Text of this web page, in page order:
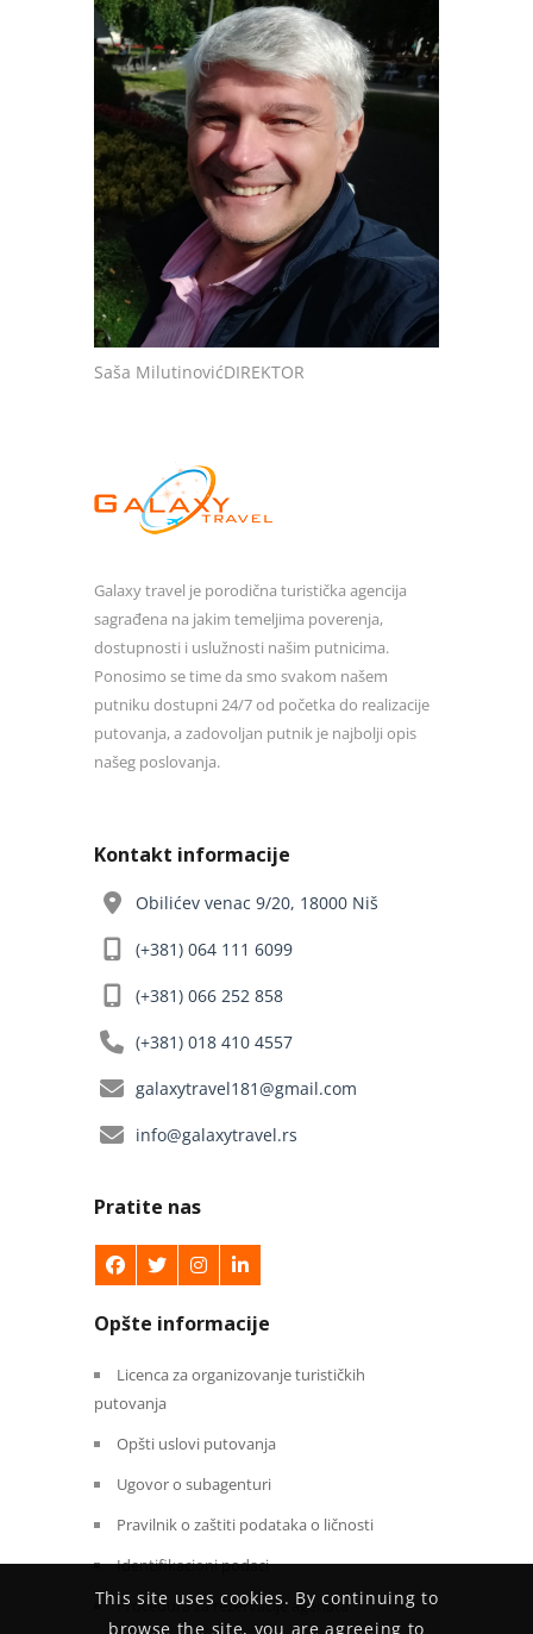
Saša MilutinovićDIREKTOR
Galaxy travel je porodična turistička agencija
sagrađena na jakim temeljima poverenja,
dostupnosti i uslužnosti našim putnicima.
Ponosimo se time da smo svakom našem
putniku dostupni 24/7 od početka do realizacije
putovanja, a zadovoljan putnik je najbolji opis
našeg poslovanja.
Kontakt informacije
Obilićev venac 9/20, 18000 Niš
(+381) 064 111 6099
(+381) 066 252 858
(+381) 018 410 4557
galaxytravel181@gmail.com
info@galaxytravel.rs
Pratite nas
Opšte informacije
Licenca za organizovanje turističkih
putovanja
Opšti uslovi putovanja
Ugovor o subagenturi
Pravilnik o zaštiti podataka o ličnosti
Identifikacioni podaci
Procedura za rezervacije agenata
This site uses cookies. By continuing to
browse the site, you are agreeing to